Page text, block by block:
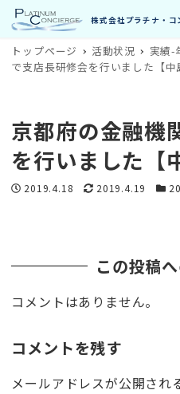
トップページ 活動状況 実績-
で支店長研修会を行いました【中
京都府の金融機
を行いました【
投稿日
2019.4.18 更新日
2019.4.19 カテ
この投稿
コメントはありません。
コメントを残す
メールアドレスが公開され